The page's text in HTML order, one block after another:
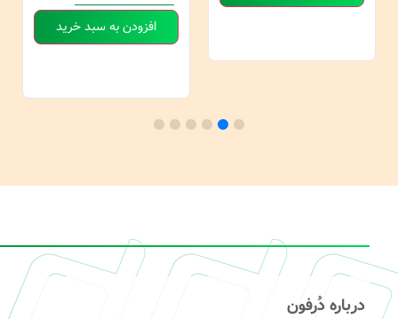
افزودن به سبد خرید
درباره دُرفون